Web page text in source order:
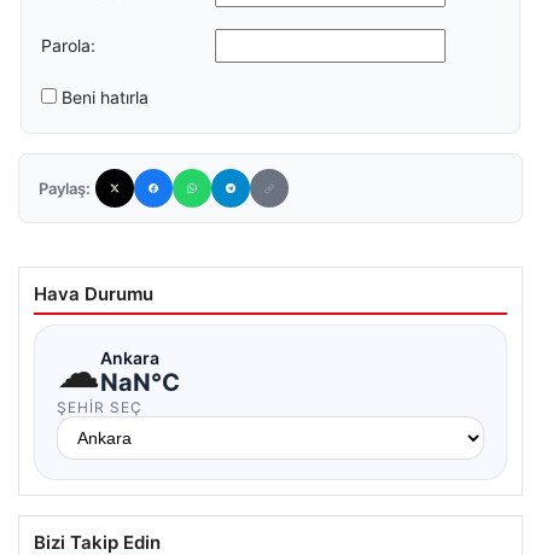
Parola:
Beni hatırla
Paylaş:
Hava Durumu
☁Ankara
NaN°C
ŞEHIR SEÇ
Bizi Takip Edin